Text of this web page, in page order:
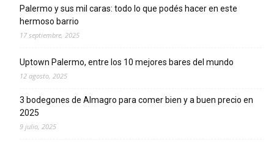
Palermo y sus mil caras: todo lo que podés hacer en este
hermoso barrio
17 septiembre, 2025
Uptown Palermo, entre los 10 mejores bares del mundo
12 agosto, 2025
3 bodegones de Almagro para comer bien y a buen precio en
2025
9 julio, 2025